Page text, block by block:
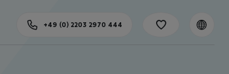
+49 (0) 2203 2970 444